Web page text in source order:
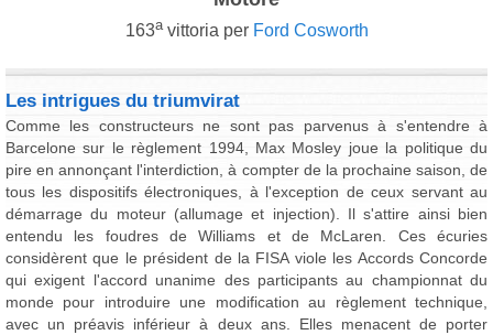
163avittoria per Ford Cosworth
Les intrigues du triumvirat
Comme les constructeurs ne sont pas parvenus à s'entendre à
Barcelone sur le règlement 1994, Max Mosley joue la politique du
pire en annonçant l'interdiction, à compter de la prochaine saison, de
tous les dispositifs électroniques, à l'exception de ceux servant au
démarrage du moteur (allumage et injection). Il s'attire ainsi bien
entendu les foudres de Williams et de McLaren. Ces écuries
considèrent que le président de la FISA viole les Accords Concorde
qui exigent l'accord unanime des participants au championnat du
monde pour introduire une modification au règlement technique,
avec un préavis inférieur à deux ans. Elles menacent de porter